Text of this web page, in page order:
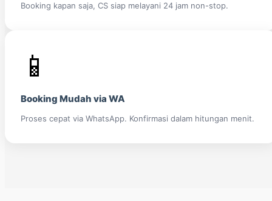
Booking kapan saja, CS siap melayani 24 jam non-stop.
📱
Booking Mudah via WA
Proses cepat via WhatsApp. Konfirmasi dalam hitungan menit.